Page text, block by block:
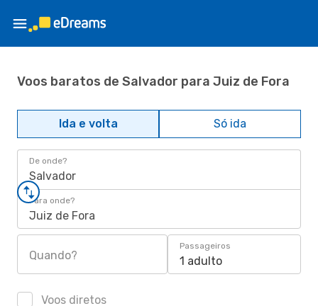
Voos baratos de Salvador para Juiz de Fora
Ida e volta Só ida
De onde?
Salvador
Para onde?
Juiz de Fora
Quando?
Passageiros
1 adulto
Voos diretos